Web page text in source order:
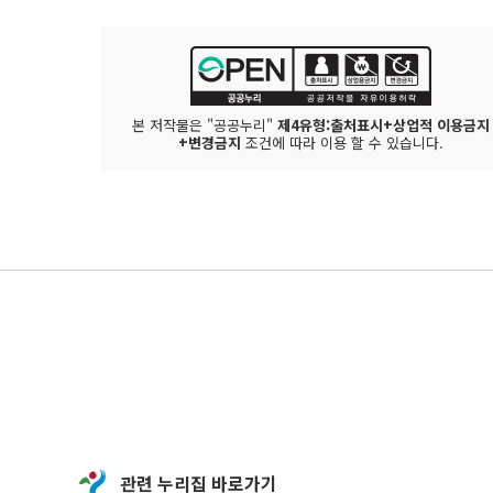
본 저작물은 "공공누리" 제4유형:출처표시+상업적 이용금지
+변경금지 조건에 따라 이용 할 수 있습니다.
관련 누리집 바로가기